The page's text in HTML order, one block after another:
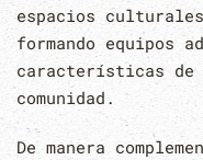
espacios
formando equipos
características de
comunidad.
De manera